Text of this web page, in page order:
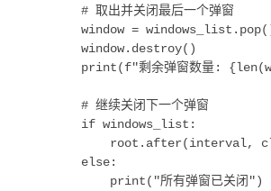
        # 取出并关闭最后一个弹窗
window =
        window.destroy()
print(f"剩余弹窗数量:
        # 继续关闭下一个弹窗
        if windows_list:
root.after(interval,
        else:
            print("所有弹窗已关闭")